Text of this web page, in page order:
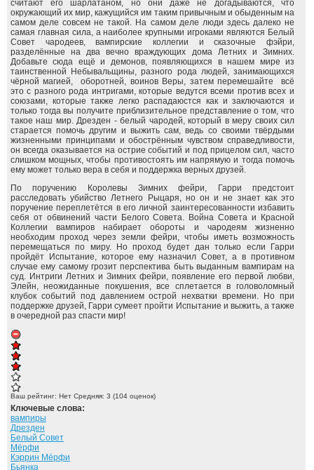
считают его шарлатаном, но они даже не догадываются, что
окружающий их мир, кажущийся им таким привычным и обыденным на
самом деле совсем не такой. На самом деле люди здесь далеко не
самая главная сила, а наиболее крупными игроками являются Белый
Совет чародеев, вампирские коллегии и сказочные фэйри,
разделённые на два вечно враждующих дома Летних и Зимних.
Добавьте сюда ещё и демонов, появляющихся в нашем мире из
таинственной Небывальщины, разного рода людей, занимающихся
чёрной магией, оборотней, воинов Веры, затем перемешайте всё
это с разного рода интригами, которые ведутся всеми против всех и
союзами, которые также легко распадаюстся как и заключаются и
только тогда вы получите приблизительное представление о том, что
такое наш мир. Дрезден - белый чародей, который в меру своих сил
старается помочь другим и выжить сам, ведь со своими твёрдыми
жизненными принципами и обострённым чувством справедливости,
он всегда оказывается на острие событий и под прицелом сил, часто
слишком мощных, чтобы противостоять им напрямую и тогда помочь
ему может только вера в себя и поддержка верных друзей.
По поручению Королевы Зимних фейри, Гарри предстоит
расследовать убийство Летнего Рыцаря, но он и не знает как это
поручение переплетётся в его личной заинтересованности избавить
себя от обвинений части Белого Совета. Война Совета и Красной
Коллегии вампиров набирает обороты и чародеям жизненно
необходим проход через земли фейри, чтобы иметь возможность
перемещаться по миру. Но проход будет дан только если Гарри
пройдёт Испытание, которое ему назначил Совет, а в противном
случае ему самому грозит перспектива быть выданным вампирам на
суд. Интриги Летних и Зимних фейри, появление его первой любви,
Элейн, неожиданные покушения, все сплетается в головоломный
клубок событий под давлением острой нехватки времени. Но при
поддержке друзей, Гарри сумеет пройти Испытание и выжить, а также
в очередной раз спасти мир!
Ваш рейтинг: Нет Средняя: 3 (104 оценок)
Ключевые слова:
вампиры
Дрезден
Белый Совет
Мёрфи
Кэррин Мёрфи
Бьянка